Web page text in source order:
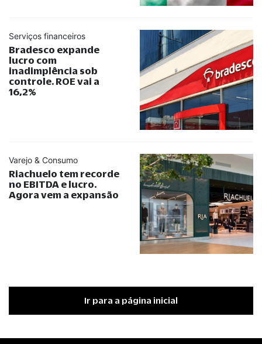
Serviços financeiros
Bradesco expande
lucro com
inadimplência sob
controle. ROE vai a
16,2%
Varejo & Consumo
Riachuelo tem recorde
no EBITDA e lucro.
Agora vem a expansão
Ir para a página inicial